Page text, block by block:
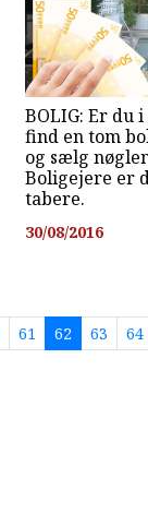
BOLIG: Er du
find en tom
og sælg
Boligejere er
tabere.
30/08/2016
61 62 63
64